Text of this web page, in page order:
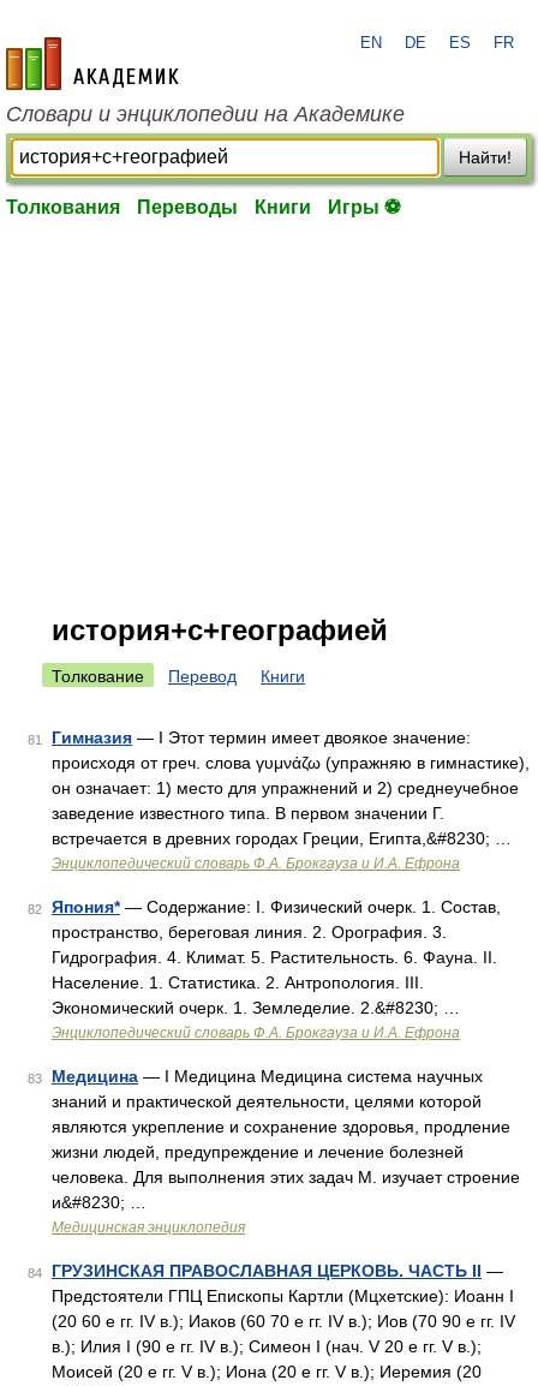
academic.ru
EN DE ES FR
Словари и энциклопедии на Академике
Найти!
Толкования Переводы Книги Игры ⚽
история+с+географией
Толкование Перевод Книги
81 Гимназия — I Этот термин имеет двоякое значение:
происходя от греч. слова γυμνάζω (упражняю в гимнастике),
он означает: 1) место для упражнений и 2) среднеучебное
заведение известного типа. В первом значении Г.
встречается в древних городах Греции, Египта,&#8230; …
Энциклопедический словарь Ф.А. Брокгауза и И.А. Ефрона
82 Япония*— Содержание: I. Физический очерк. 1. Состав,
пространство, береговая линия. 2. Орография. 3.
Гидрография. 4. Климат. 5. Растительность. 6. Фауна. II.
Население. 1. Статистика. 2. Антропология. III.
Экономический очерк. 1. Земледелие. 2.&#8230; …
Энциклопедический словарь Ф.А. Брокгауза и И.А. Ефрона
83 Медицина — I Медицина Медицина система научных
знаний и практической деятельности, целями которой
являются укрепление и сохранение здоровья, продление
жизни людей, предупреждение и лечение болезней
человека. Для выполнения этих задач М. изучает строение
и&#8230; …
Медицинская энциклопедия
84 ГРУЗИНСКАЯ ПРАВОСЛАВНАЯ ЦЕРКОВЬ. ЧАСТЬ II —
Предстоятели ГПЦ Епископы Картли (Мцхетские): Иоанн I
(20 60 е гг. IV в.); Иаков (60 70 е гг. IV в.); Иов (70 90 е гг. IV
в.); Илия I (90 е гг. IV в.); Симеон I (нач. V 20 е гг. V в.);
Моисей (20 е гг. V в.); Иона (20 е гг. V в.); Иеремия (20